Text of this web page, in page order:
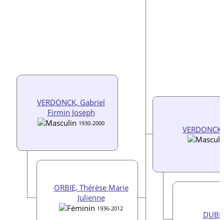
VERDONCK, Gabriel
Firmin Joseph
1930-2000
ORBIE, Thérèse Marie
Julienne
1936-2012